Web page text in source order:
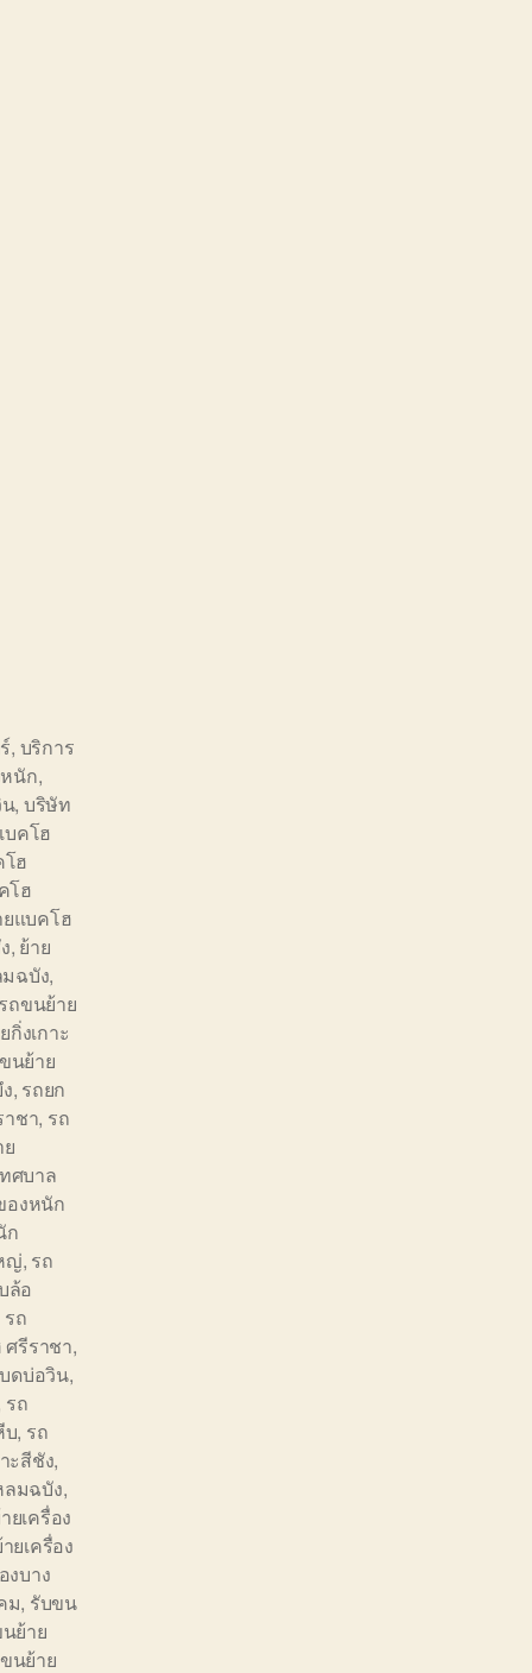
, บริการ
นัก,
, บริษัท
บคโฮ
ฮ
โฮ
ยแบคโฮ
, ย้าย
ฉบัง,
รถขนย้าย
งเกาะ
นย้าย
, รถยก
ชา, รถ
ศบาล
องหนัก
ก
ญ่, รถ
ล้อ
รถ
รีราชา,
ดบ่อวิน,
รถ
บ, รถ
ะสีชัง,
ลมฉบัง,
ยเครื่อง
ยเครื่อง
งบาง
ม, รับขน
ย้าย
นย้าย